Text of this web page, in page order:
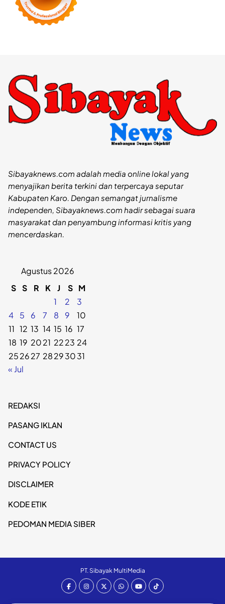
Sibayaknews.com adalah media online lokal yang
menyajikan berita terkini dan terpercaya seputar
Kabupaten Karo. Dengan semangat jurnalisme
independen, Sibayaknews.com hadir sebagai suara
masyarakat dan penyambung informasi kritis yang
mencerdaskan.
Agustus 2026
S S R K J S M
1
2
3
4
5 6 7 8 9
10
11 12 13 14 15 16 17
18 19 2021 2223 24
252627 28293031
« Jul
REDAKSI
PASANG IKLAN
CONTACT US
PRIVACY POLICY
DISCLAIMER
KODE ETIK
PEDOMAN MEDIA SIBER
PT. Sibayak MultiMedia